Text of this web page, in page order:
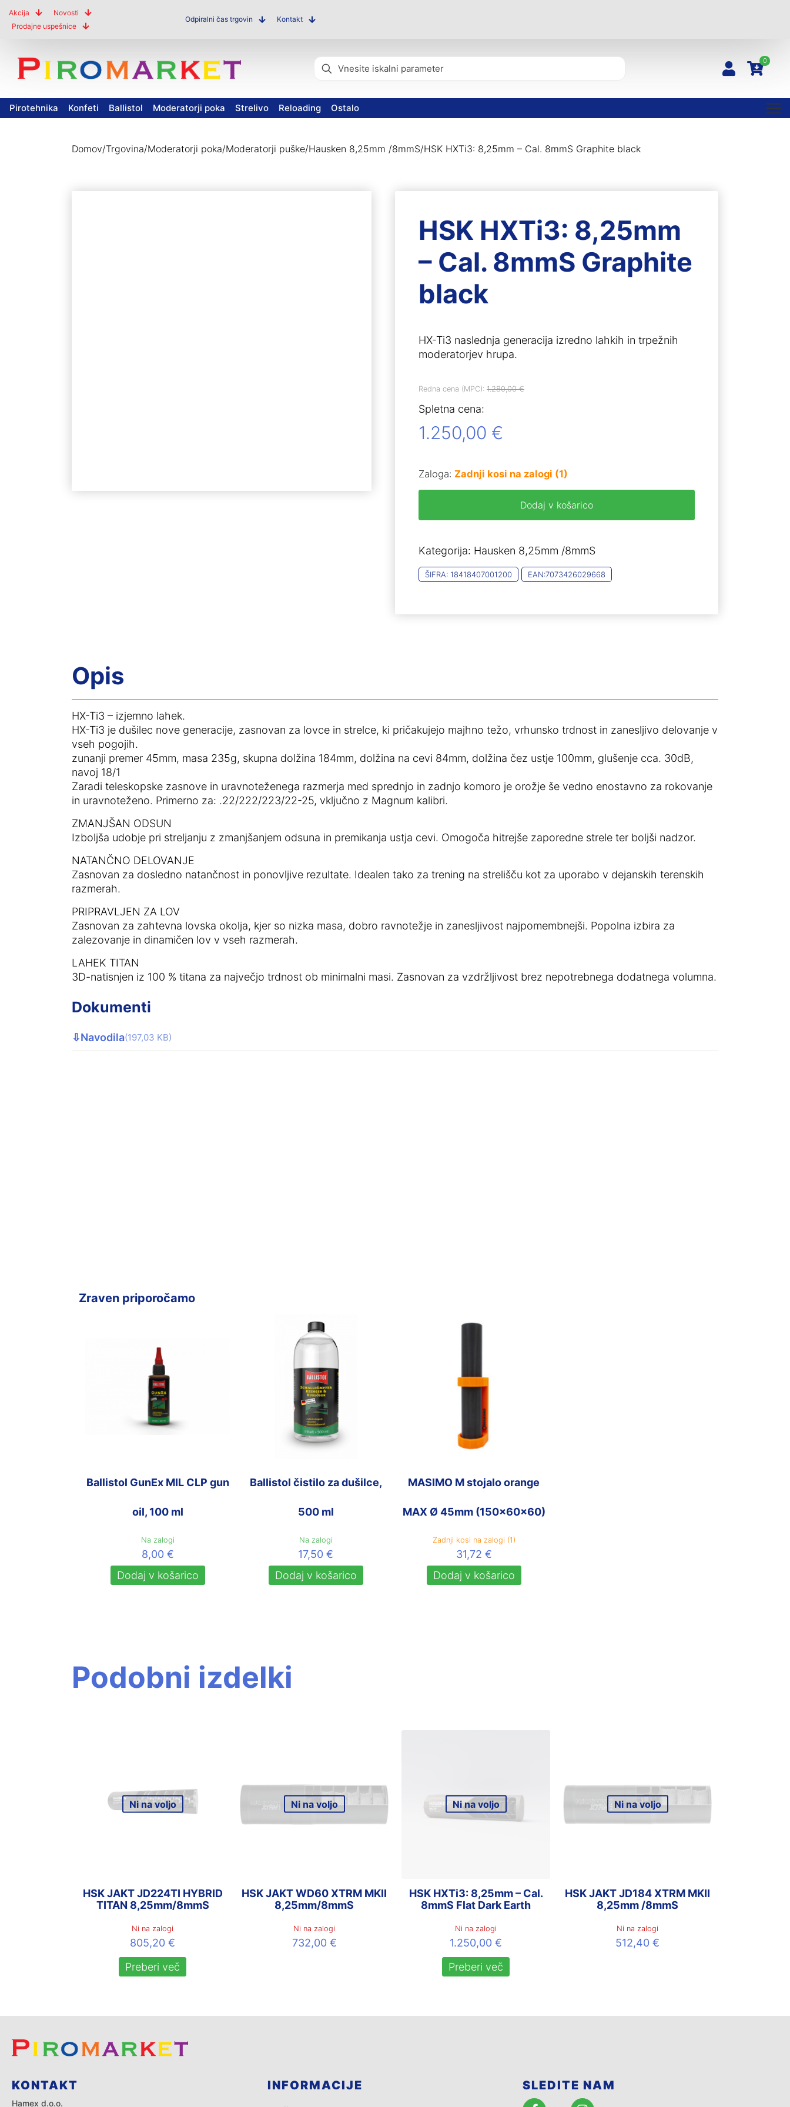
Akcija
Novosti
Prodajne uspešnice
Odpiralni čas trgovin Kontakt
0
Pirotehnika Konfeti Ballistol Moderatorji poka Strelivo Reloading Ostalo
Domov/Trgovina/Moderatorji poka/Moderatorji puške/Hausken 8,25mm /8mmS/HSK HXTi3: 8,25mm – Cal. 8mmS Graphite black
HSK HXTi3: 8,25mm
– Cal. 8mmS Graphite
black
HX-Ti3 naslednja generacija izredno lahkih in trpežnih
moderatorjev hrupa.
Redna cena (MPC): 1.280,00€
Spletna cena:
1.250,00 €
Zaloga: Zadnji kosi na zalogi (1)
Dodaj v košarico
Kategorija: Hausken 8,25mm /8mmS
ŠIFRA: 18418407001200 EAN:7073426029668
Opis
HX-Ti3 – izjemno lahek.
HX-Ti3 je dušilec nove generacije, zasnovan za lovce in strelce, ki pričakujejo majhno težo, vrhunsko trdnost in zanesljivo delovanje v
vseh pogojih.
zunanji premer 45mm, masa 235g, skupna dolžina 184mm, dolžina na cevi 84mm, dolžina čez ustje 100mm, glušenje cca. 30dB,
navoj 18/1
Zaradi teleskopske zasnove in uravnoteženega razmerja med sprednjo in zadnjo komoro je orožje še vedno enostavno za rokovanje
in uravnoteženo. Primerno za: .22/222/223/22-25, vključno z Magnum kalibri.
ZMANJŠAN ODSUN
Izboljša udobje pri streljanju z zmanjšanjem odsuna in premikanja ustja cevi. Omogoča hitrejše zaporedne strele ter boljši nadzor.
NATANČNO DELOVANJE
Zasnovan za dosledno natančnost in ponovljive rezultate. Idealen tako za trening na strelišču kot za uporabo v dejanskih terenskih
razmerah.
PRIPRAVLJEN ZA LOV
Zasnovan za zahtevna lovska okolja, kjer so nizka masa, dobro ravnotežje in zanesljivost najpomembnejši. Popolna izbira za
zalezovanje in dinamičen lov v vseh razmerah.
LAHEK TITAN
3D-natisnjen iz 100 % titana za največjo trdnost ob minimalni masi. Zasnovan za vzdržljivost brez nepotrebnega dodatnega volumna.
Dokumenti
⇩Navodila(197,03 KB)
Zraven priporočamo
Ballistol GunEx MIL CLP gun
oil, 100 ml
Na zalogi
8,00 €
Dodaj v košarico
Ballistol čistilo za dušilce,
500 ml
Na zalogi
17,50€
Dodaj v košarico
MASIMO M stojalo orange
MAX Ø 45mm (150x60x60)
Zadnji kosi na zalogi (1)
31,72 €
Dodaj v košarico
Podobni izdelki
Ni na voljo
HSK JAKT JD224TI HYBRID
TITAN 8,25mm/8mmS
Ni na zalogi
805,20 €
Preberi več
Ni na voljo
HSK JAKT WD60 XTRM MKII
8,25mm/8mmS
Ni na zalogi
732,00 €
Ni na voljo
HSK HXTi3: 8,25mm – Cal.
8mmS Flat Dark Earth
Ni na zalogi
1.250,00 €
Preberi več
Ni na voljo
HSK JAKT JD184 XTRM MKII
8,25mm /8mmS
Ni na zalogi
512,40 €
KONTAKT
Hamex d.o.o.
INFORMACIJE SLEDITE NAM